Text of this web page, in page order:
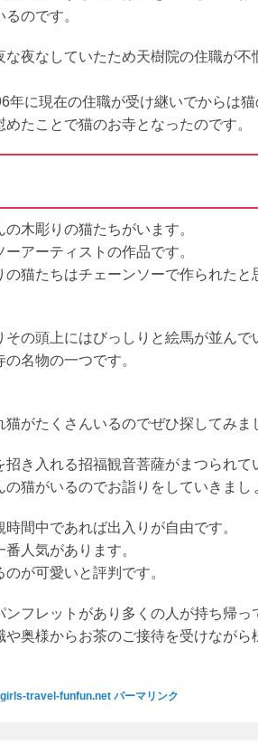
のです。
夜なしていたため天樹院の住職が不
年に現在の住職が受け継いでからは
たことで猫のお寺となったのです。
木彫りの猫たちがいます。
アーティストの作品です。
猫たちはチェーンソーで作られたと
の頭上にはびっしりと絵馬が並んで
名物の一つです。
がたくさんいるのでぜひ探してみま
き入れる招福観音菩薩がまつられて
猫がいるのでお詣りをしていきまし
間中であれば出入りが自由です。
人気があります。
が可愛いと評判です。
フレットがあり多くの人が持ち帰っ
奥様からお茶のご接待を受けなが
girls-travel-funfun.net パーマリンク